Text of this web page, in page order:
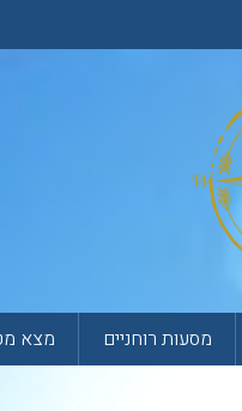
מסעות רוחניים מצא